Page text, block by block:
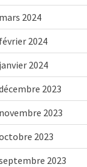
mars 2024
février 2024
janvier 2024
2023
novembre 2023
2023
2023